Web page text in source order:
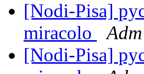
[Nodi-Pisa]
miracolo
Adm
[Nodi-Pisa]